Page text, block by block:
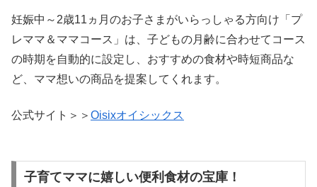
妊娠中～2歳11ヵ月のお子さまがいらっしゃる方向け「プ
レママ＆ママコース」は、子どもの月齢に合わせてコース
の時期を自動的に設定し、おすすめの食材や時短商品な
ど、ママ想いの商品を提案してくれます。
公式サイト＞＞ Oisixオイシックス
子育てママに嬉しい便利食材の宝庫！